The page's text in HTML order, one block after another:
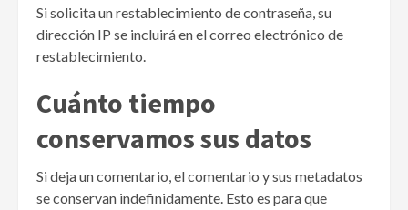
Si solicita un restablecimiento de contraseña, su
dirección IP se incluirá en el correo electrónico de
restablecimiento.
Cuánto tiempo
conservamos sus datos
Si deja un comentario, el comentario y sus metadatos
se conservan indefinidamente. Esto es para que